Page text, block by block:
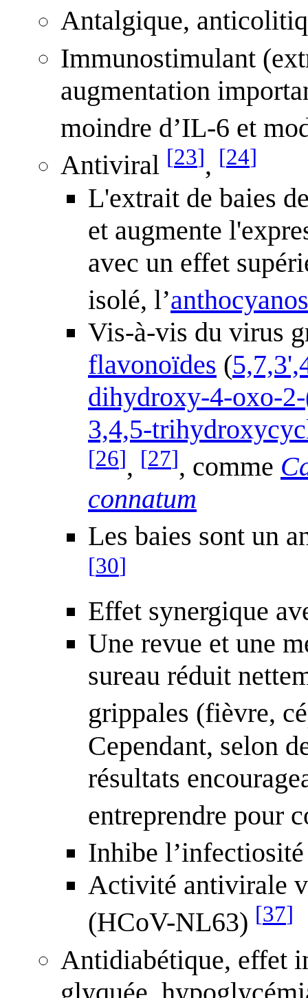
Antalgique,
Immunostimulant
augmentation
moindre d’IL-6 et
Antiviral [23], [24]
L'extrait de baies
et augmente
avec un effet
isolé, l’
Vis-à-vis du virus
flavonoïdes (
dihydroxy-4-oxo-
3,4,5-
[26], [27], comme
connatum
Les baies sont un
[30]
Effet synergique
Une revue et une
sureau réduit
grippales (fièvre,
Cependant, selon
résultats
entreprendre pour
Inhibe
Activité antivirale
(HCoV-NL63) [37]
Antidiabétique, effet